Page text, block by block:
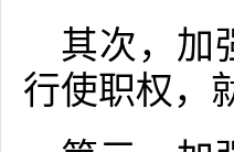
其次，加
行使职权，